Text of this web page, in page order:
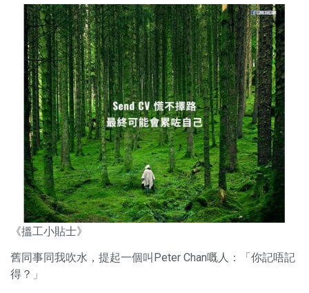
《搵工小貼士》
舊同事同我吹水，提起一個叫Peter Chan嘅人：「你記唔記
得？」